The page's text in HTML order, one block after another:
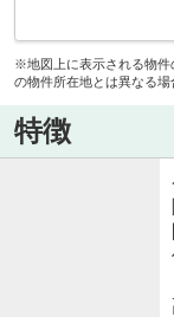
※地図上に表示される物件
の物件所在地とは異なる場
特徴